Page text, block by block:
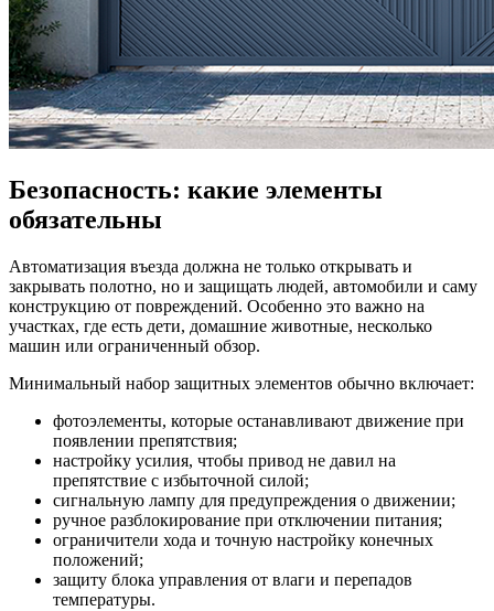
Безопасность: какие элементы
обязательны
Автоматизация въезда должна не только открывать и
закрывать полотно, но и защищать людей, автомобили и саму
конструкцию от повреждений. Особенно это важно на
участках, где есть дети, домашние животные, несколько
машин или ограниченный обзор.
Минимальный набор защитных элементов обычно включает:
фотоэлементы, которые останавливают движение при
появлении препятствия;
настройку усилия, чтобы привод не давил на
препятствие с избыточной силой;
сигнальную лампу для предупреждения о движении;
ручное разблокирование при отключении питания;
ограничители хода и точную настройку конечных
положений;
защиту блока управления от влаги и перепадов
температуры.